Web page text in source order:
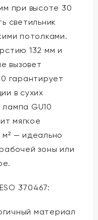
при высоте 30
светильник
потолками.
132 мм и
вызовет
гарантирует
в сухих
GU10
мягкое
— идеально
зоны или
370467:
материал